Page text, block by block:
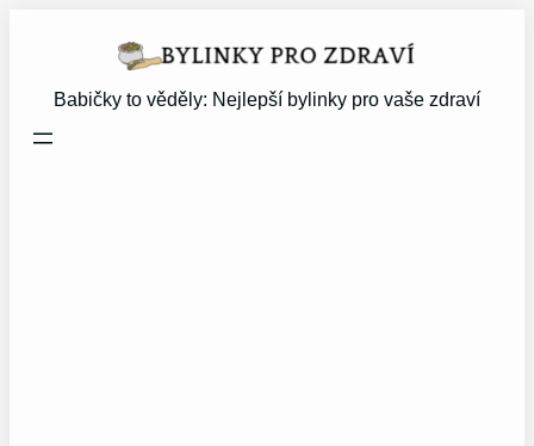
Babičky to věděly: Nejlepší bylinky pro vaše zdraví